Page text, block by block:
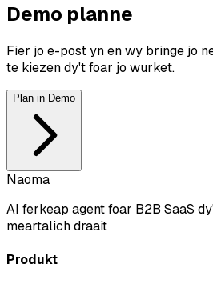
Demo planne
Fier jo e-post yn en wy bringe jo
te kiezen dy't foar jo wurket.
Plan in Demo
Naoma
AI ferkeap agent foar B2B SaaS
meartalich draait
Produkt